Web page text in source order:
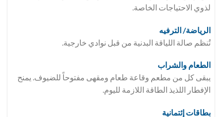
لذوي الاحتياجات الخاصة.
الرياضة/ الترفيه
تُنظم صالة اللياقة البدنية من قبل نوادي خارجية.
الطعام والشراب
يبقى كل من مطعم وقاعة طعام ومقهى مفتوحاً للضيوف. يمنح
الإفطار اللذيذ الطاقة اللازمة لليوم.
بطاقات إئتمانية